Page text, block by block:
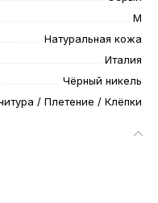
M
Натуральная кожа
Италия
Чёрный никель
/ Плетение / Клёпки